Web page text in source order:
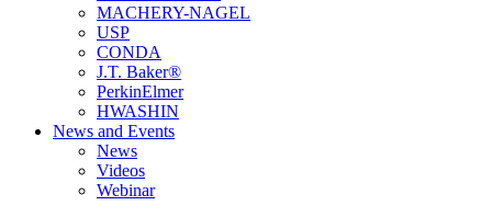
MACHERY-NAGEL
USP
CONDA
J.T. Baker®
PerkinElmer
HWASHIN
News and Events
News
Videos
Webinar